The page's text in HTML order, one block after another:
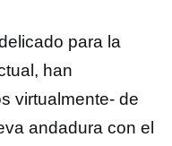
para la
han
virtualmente- de
andadura con el